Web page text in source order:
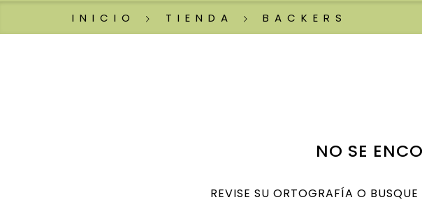
INICIO TIENDA BACKERS
NO SE
REVISE SU ORTOGRAFÍA O